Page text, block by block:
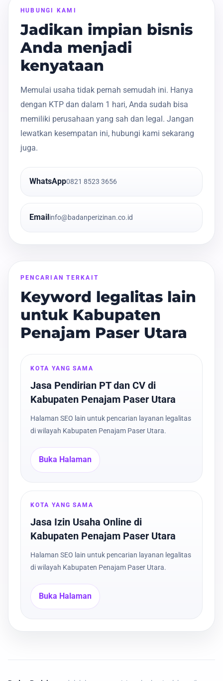
HUBUNGI KAMI
Jadikan impian bisnis
Anda menjadi
kenyataan
Memulai usaha tidak pernah semudah ini. Hanya
dengan KTP dan dalam 1 hari, Anda sudah bisa
memiliki perusahaan yang sah dan legal. Jangan
lewatkan kesempatan ini, hubungi kami sekarang
juga.
WhatsApp0821 8523 3656
Email info@badanperizinan.co.id
PENCARIAN TERKAIT
Keyword legalitas lain
untuk Kabupaten
Penajam Paser Utara
KOTA YANG SAMA
Jasa Pendirian PT dan CV di
Kabupaten Penajam Paser Utara
Halaman SEO lain untuk pencarian layanan legalitas
di wilayah Kabupaten Penajam Paser Utara.
Buka Halaman
KOTA YANG SAMA
Jasa Izin Usaha Online di
Kabupaten Penajam Paser Utara
Halaman SEO lain untuk pencarian layanan legalitas
di wilayah Kabupaten Penajam Paser Utara.
Buka Halaman